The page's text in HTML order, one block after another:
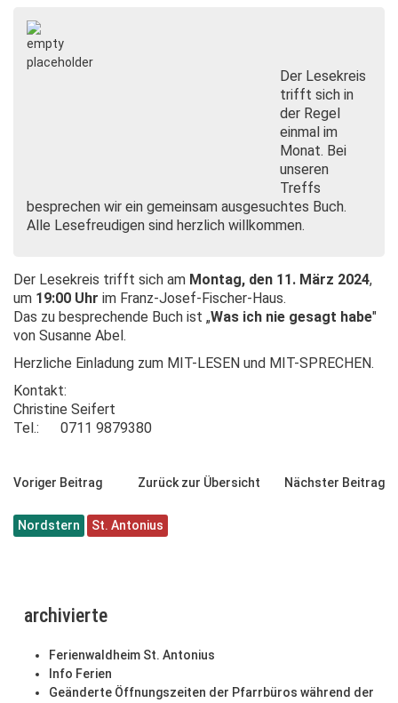
Der Lesekreis
trifft sich in
der Regel
einmal im
Monat. Bei
unseren
Treffs
besprechen wir ein gemeinsam ausgesuchtes Buch.
Alle Lesefreudigen sind herzlich willkommen.
Der Lesekreis trifft sich am Montag, den 11. März 2024,
um 19:00 Uhr im Franz-Josef-Fischer-Haus.
Das zu besprechende Buch ist „Was ich nie gesagt habe"
von Susanne Abel.
Herzliche Einladung zum MIT-LESEN und MIT-SPRECHEN.
Kontakt:
Christine Seifert
Tel.: 0711 9879380
Voriger Beitrag Zurück zur Übersicht Nächster Beitrag
Nordstern St. Antonius
archivierte
Ferienwaldheim St. Antonius
Info Ferien
Geänderte Öffnungszeiten der Pfarrbüros während der